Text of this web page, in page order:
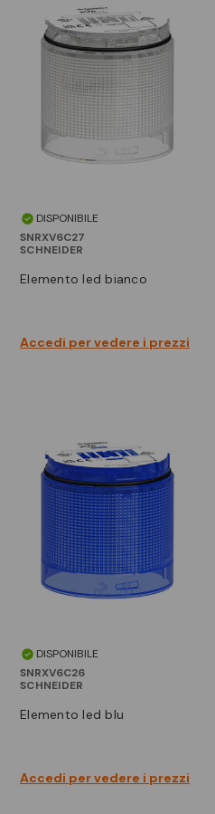
DISPONIBILE
SNRXV6C27
SCHNEIDER
elemento led bianco
Accedi per vedere i prezzi
DISPONIBILE
SNRXV6C26
SCHNEIDER
elemento led blu
Accedi per vedere i prezzi